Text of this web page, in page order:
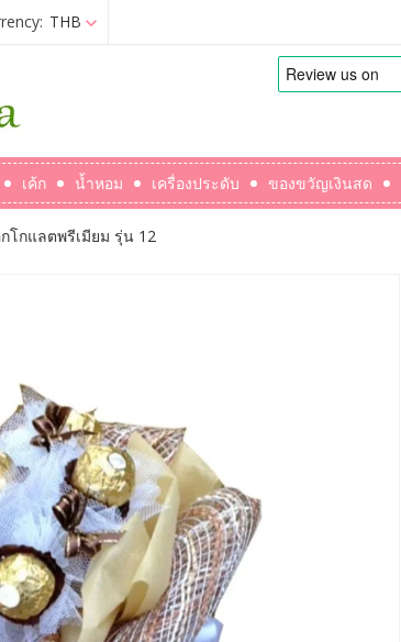
THB
เค้ก น้ำหอม เครื่องประดับ ของขวัญเงินสด
โกแลตพรีเมียม รุ่น 12